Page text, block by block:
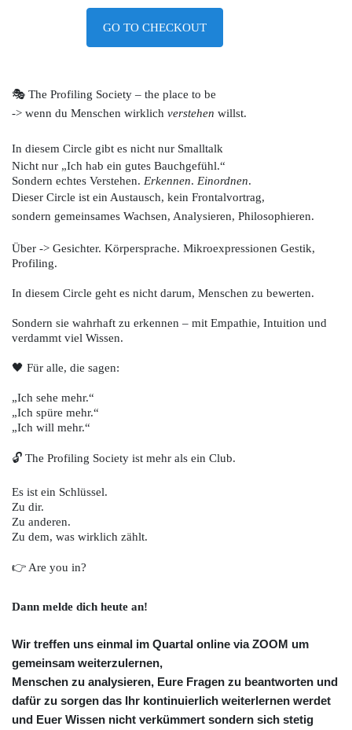
GO TO CHECKOUT
🎭 The Profiling Society – the place to be
-> wenn du Menschen wirklich verstehen willst.
In diesem Circle gibt es nicht nur Smalltalk
Nicht nur „Ich hab ein gutes Bauchgefühl.“
Sondern echtes Verstehen. Erkennen. Einordnen.
Dieser Circle ist ein Austausch, kein Frontalvortrag,
sondern gemeinsames Wachsen, Analysieren, Philosophieren.
Über -> Gesichter. Körpersprache. Mikroexpressionen Gestik,
Profiling.
In diesem Circle geht es nicht darum, Menschen zu bewerten.
Sondern sie wahrhaft zu erkennen – mit Empathie, Intuition und
verdammt viel Wissen.
🖤 Für alle, die sagen:
„Ich sehe mehr.“
„Ich spüre mehr.“
„Ich will mehr.“
🔓 The Profiling Society ist mehr als ein Club.
Es ist ein Schlüssel.
Zu dir.
Zu anderen.
Zu dem, was wirklich zählt.
👉 Are you in?
Dann melde dich heute an!
Wir treffen uns einmal im Quartal online via ZOOM um
gemeinsam weiterzulernen,
Menschen zu analysieren, Eure Fragen zu beantworten und
dafür zu sorgen das Ihr kontinuierlich weiterlernen werdet
und Euer Wissen nicht verkümmert sondern sich stetig